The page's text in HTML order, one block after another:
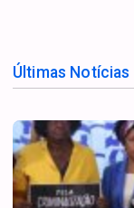
Últimas Notícias